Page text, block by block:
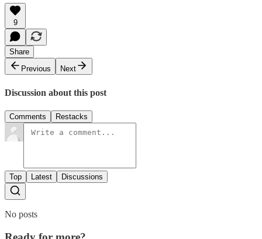
9
Share
Previous
Next
Discussion about this post
Comments Restacks
Top Latest Discussions
No posts